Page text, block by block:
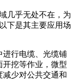
几乎无处不在，为
下是其主要应用场
进行电缆、光缆铺
挖等作业，微型
少对公共交通和